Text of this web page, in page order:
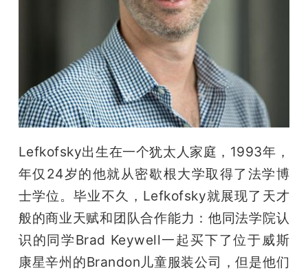
搞
机
Lefkofsky出生在一个犹太人家庭，1993年，
年仅24岁的他就从密歇根大学取得了法学博
士学位。毕业不久，Lefkofsky就展现了天才
般的商业天赋和团队合作能力：他同法学院认
识的同学Brad Keywell一起买下了位于威斯
康星辛州的Brandon儿童服装公司，但是他们